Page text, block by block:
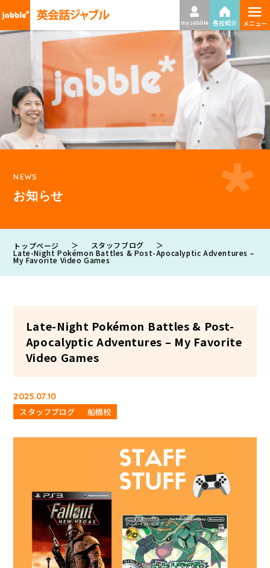
my Jabble 各校紹介 ≡
メニュー
NEWS
お知らせ
トップページ ＞ スタッフブログ ＞
Late-Night Pokémon Battles & Post-Apocalyptic Adventures –
My Favorite Video Games
Late-Night Pokémon Battles & Post-
Apocalyptic Adventures – My Favorite
Video Games
2025.07.10
スタッフブログ 船橋校